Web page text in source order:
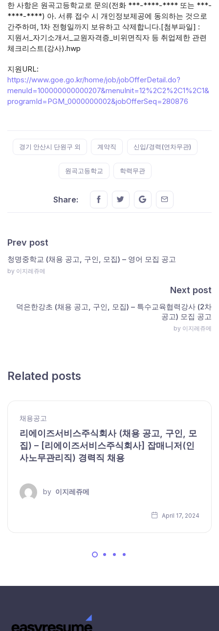
한 사항은 원곡고등학교로 문의(전화 ***-****-**** 또는 ***-
****-****) 아. 서류 접수 시 개인정보제공에 동의하는 것으로
간주하며, 1차 전형일까지 보유하고 삭제합니다.[첨부파일] :
지원서_자기소개서_교원자격증_비위면직자 등 취업제한 관련
체크리스트(강사).hwp
지원URL:
https://www.goe.go.kr/home/job/jobOfferDetail.do?
menuId=100000000000207&menuInit=12%2C2%2C1%2C1&
programId=PGM_0000000002&jobOfferSeq=280876
경기 안산시 단원구 외 계약직 신입/경력(연차무관)
원곡고등학교 학력무관
Share: Share this on FaceBook
Share this on Twitter
Share this on GMail
Share this on
Prev post
청명중학교 (채용 공고, 구인, 모집) – 영어 모집 공고
by 이지레쥬메
Next post
덕은한강초 (채용 공고, 구인, 모집) – 특수교육협력강사 (2차
공고) 모집 공고
by 이지레쥬메
Related posts
채용공고
리에이즈서비스주식회사 (채용 공고, 구인, 모
집) – [리에이즈서비스주식회사] 잡매니저(인
사노무관리직) 경력직 채용
by 이지레쥬메
April 17, 2024